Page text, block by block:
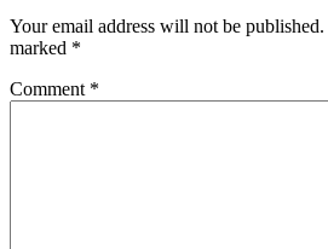
Your email address will not be published.
marked *
Comment *